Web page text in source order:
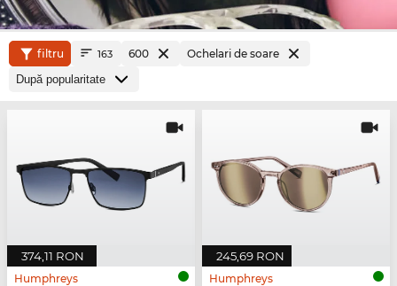
filtru 163 600 Ochelari de soare
374,11 RON
Humphreys
245,69 RON
Humphreys